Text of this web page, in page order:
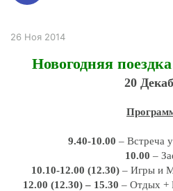
26 Ноя 2014
Новогодняя
20
9.40-10.00 – Встреча
10.00 –
10.10-12.00 (12.30) – Игры и
12.00 (12.30) – 15.30 – Отдых +